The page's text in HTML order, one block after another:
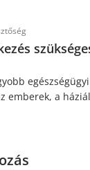
emberek, a